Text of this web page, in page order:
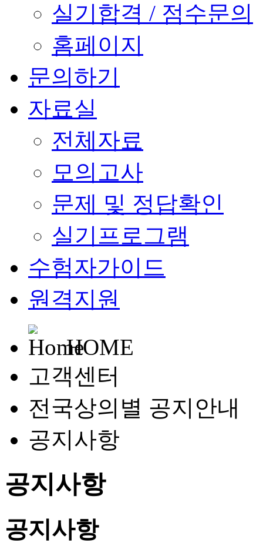
실기합격 / 점수문의
홈페이지
문의하기
자료실
전체자료
모의고사
문제 및 정답확인
실기프로그램
수험자가이드
원격지원
HOME
고객센터
전국상의별 공지안내
공지사항
공지사항
공지사항